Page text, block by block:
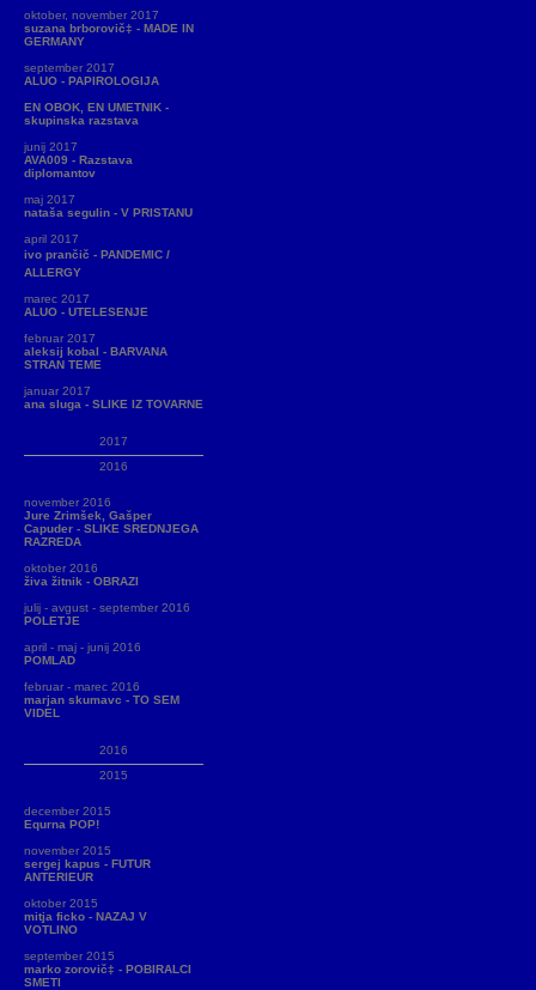
oktober, november 2017
suzana brborovič‡ - MADE IN
GERMANY
september 2017
ALUO - PAPIROLOGIJA
EN OBOK, EN UMETNIK -
skupinska razstava
junij 2017
AVA009 - Razstava
diplomantov
maj 2017
nataša segulin - V PRISTANU
april 2017
ivo prančič - PANDEMIC /
ALLERGY
marec 2017
ALUO - UTELESENJE
februar 2017
aleksij kobal - BARVANA
STRAN TEME
januar 2017
ana sluga - SLIKE IZ TOVARNE
2017
2016
november 2016
Jure Zrimšek, Gašper
Capuder - SLIKE SREDNJEGA
RAZREDA
oktober 2016
živa žitnik - OBRAZI
julij - avgust - september 2016
POLETJE
april - maj - junij 2016
POMLAD
februar - marec 2016
marjan skumavc - TO SEM
VIDEL
2016
2015
december 2015
Equrna POP!
november 2015
sergej kapus - FUTUR
ANTERIEUR
oktober 2015
mitja ficko - NAZAJ V
VOTLINO
september 2015
marko zorovič‡ - POBIRALCI
SMETI